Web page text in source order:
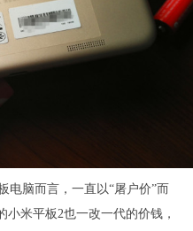
电脑而言，一直以“屠户价”而
米平板2也一改一代的价钱，